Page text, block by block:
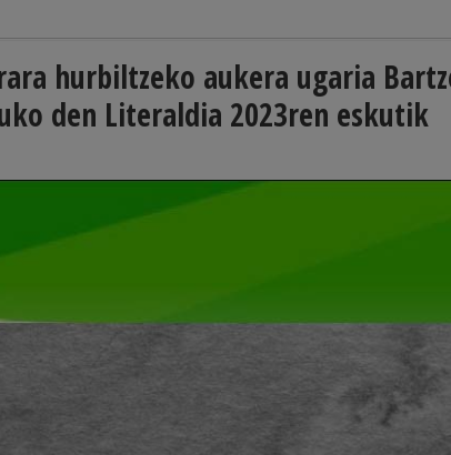
hurbiltzeko aukera ugaria
den Literaldia 2023ren eskutik